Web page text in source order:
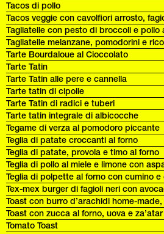
Tacos di pollo
Tacos veggie con cavolfiori arrosto,
Tagliatelle con pesto di broccoli e pollo
Tagliatelle melanzane, pomodorini e
Tarte Bourdaloue al Cioccolato
Tarte Tatin
Tarte Tatin alle pere e cannella
Tarte tatin di cipolle
Tarte Tatin di radici e tuberi
Tarte tatin integrale di albicocche
Tegame di verza al pomodoro piccante
Teglia di patate croccanti al forno
Teglia di patate, provola e timo al forno
Teglia di pollo al miele e limone con
Teglia di polpette al forno con cumino e
Tex-mex burger di fagioli neri con
Toast con burro d’arachidi home-
Toast con zucca al forno, uova e za’atar
Tomato Toast